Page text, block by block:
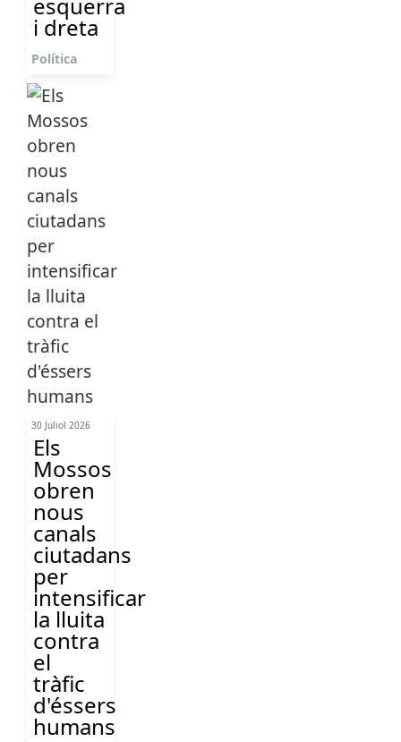
i dreta
Política
30 Juliol 2026
Els
Mossos
obren
nous
canals
ciutadans
per
intensificar
la lluita
contra
el
tràfic
d'éssers
humans